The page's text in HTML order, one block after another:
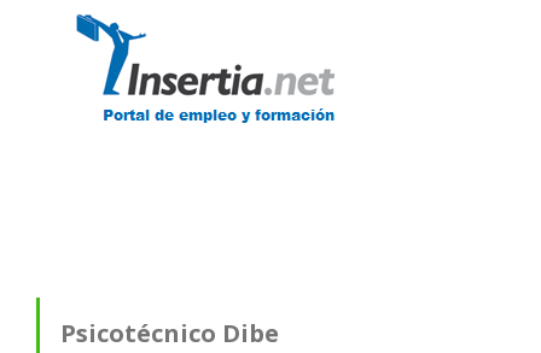
Psicotécnico Dibe